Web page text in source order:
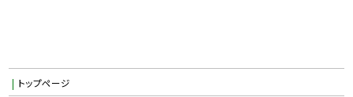
トップページ